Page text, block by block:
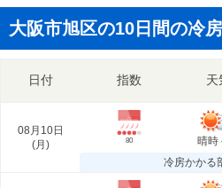
大阪市旭区の10日間の冷
日付 指数 天
08月10日
(月 ) 80 晴時
冷房かかる